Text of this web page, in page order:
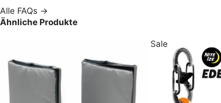
Alle FAQs →
Ähnliche Produkte
Sale